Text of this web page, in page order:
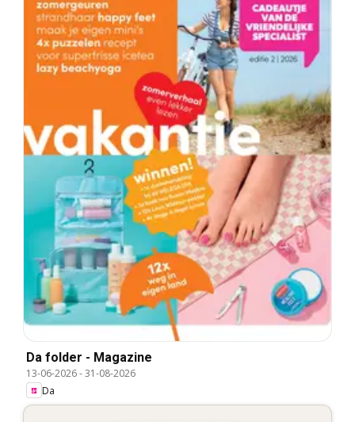
Da folder - Magazine
13-06-2026-31-08-2026
Da